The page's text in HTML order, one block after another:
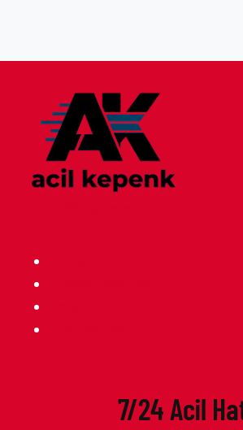
7/24 Acil